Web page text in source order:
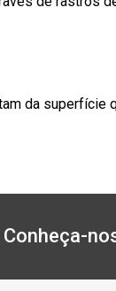
da superfície
Conheça-